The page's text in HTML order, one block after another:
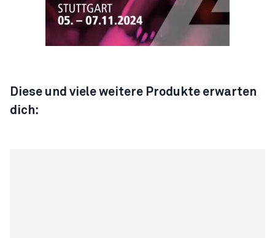
Diese und viele weitere Produkte erwarten
dich: